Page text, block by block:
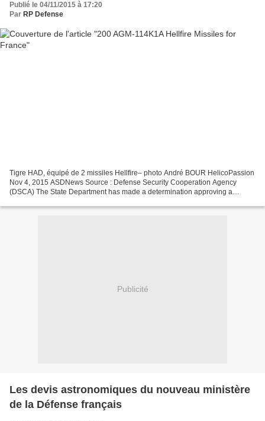
Publié le 04/11/2015 à 17:20
Par RP Defense
Tigre HAD, équipé de 2 missiles Hellfire– photo André BOUR HelicoPassion
Nov 4, 2015 ASDNews Source : Defense Security Cooperation Agency
(DSCA) The State Department has made a determination approving a
Publicité
Les devis astronomiques du nouveau ministère
de la Défense français